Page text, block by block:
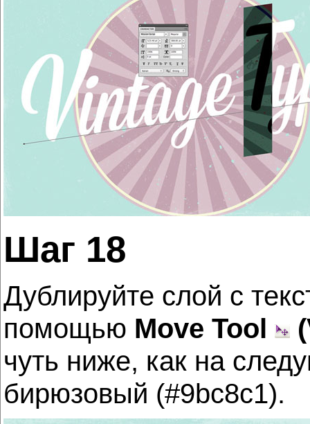
Шаг 18
Дублируйте слой с
помощью Move Tool
чуть ниже, как на
бирюзовый (#9bc8c1).